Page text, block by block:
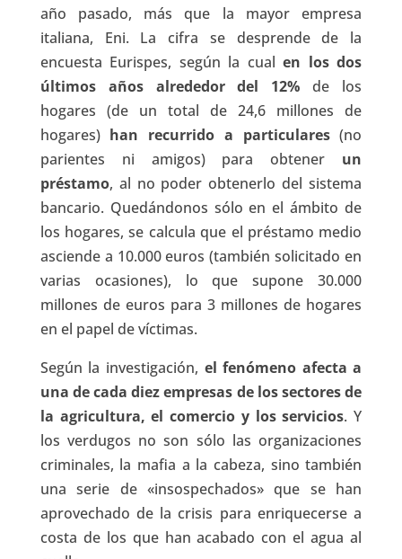
año pasado, más que la mayor empresa
italiana, Eni. La cifra se desprende de la
encuesta Eurispes, según la cualen los dos
últimos años alrededor del 12% de los
hogares (de un total de 24,6 millones de
hogares) han recurrido a particulares(no
parientes ni amigos) para obtener un
préstamo, al no poder obtenerlo del sistema
bancario. Quedándonos sólo en el ámbito de
los hogares, se calcula que el préstamo medio
asciende a 10.000 euros (también solicitado en
varias ocasiones), lo que supone 30.000
millones de euros para 3 millones de hogares
en el papel de víctimas.
Según la investigación, el fenómeno afecta a
una de cada diez empresas de los sectores de
la agricultura, el comercio y los servicios. Y
los verdugos no son sólo las organizaciones
criminales, la mafia a la cabeza, sino también
una serie de «insospechados» que se han
aprovechado de la crisis para enriquecerse a
costa de los que han acabado con el agua al